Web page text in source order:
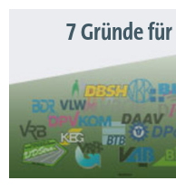
7 Gründe